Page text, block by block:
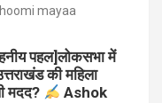
mayaa
पहल]लोकसभा में
की महिला
मदद?
Ashok